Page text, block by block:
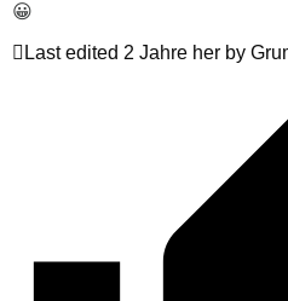
😀
Last edited 2 Jahre her by